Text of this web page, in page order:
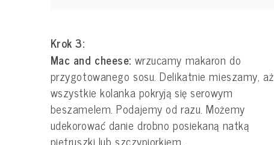
Krok 3:
Mac and cheese: wrzucamy makaron do
przygotowanego sosu. Delikatnie mieszamy, aż
wszystkie kolanka pokryją się serowym
beszamelem. Podajemy od razu. Możemy
udekorować danie drobno posiekaną natką
pietruszki lub szczypiorkiem.